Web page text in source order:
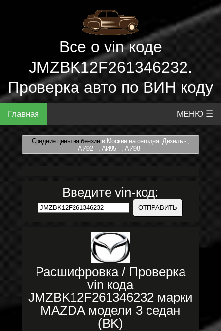
Все о vin коде
JMZBK12F261346232.
Проверка авто по ВИН коду
Главная МЕНЮ ☰
Средние цены на бензинв Москве на сегодня: Дизель - ,
АИ92 - , АИ95 - , АИ98 -
Введите vin-код:
Расшифровка / Проверка
vin кода
JMZBK12F261346232 марки
MAZDA модели 3 седан
(BK)